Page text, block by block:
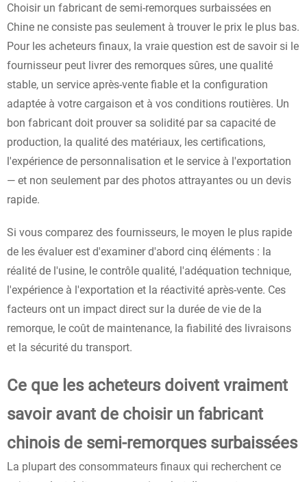
Choisir un fabricant de semi-remorques surbaissées en
Chine ne consiste pas seulement à trouver le prix le plus bas.
Pour les acheteurs finaux, la vraie question est de savoir si le
fournisseur peut livrer des remorques sûres, une qualité
stable, un service après-vente fiable et la configuration
adaptée à votre cargaison et à vos conditions routières. Un
bon fabricant doit prouver sa solidité par sa capacité de
production, la qualité des matériaux, les certifications,
l'expérience de personnalisation et le service à l'exportation
— et non seulement par des photos attrayantes ou un devis
rapide.
Si vous comparez des fournisseurs, le moyen le plus rapide
de les évaluer est d'examiner d'abord cinq éléments : la
réalité de l'usine, le contrôle qualité, l'adéquation technique,
l'expérience à l'exportation et la réactivité après-vente. Ces
facteurs ont un impact direct sur la durée de vie de la
remorque, le coût de maintenance, la fiabilité des livraisons
et la sécurité du transport.
Ce que les acheteurs doivent vraiment
savoir avant de choisir un fabricant
chinois de semi-remorques surbaissées
La plupart des consommateurs finaux qui recherchent ce